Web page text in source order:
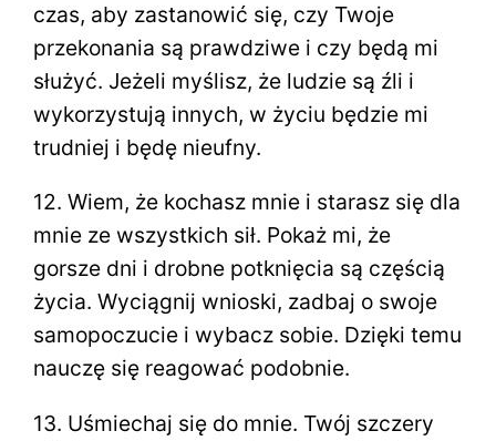
czas, aby zastanowić się, czy Twoje
przekonania są prawdziwe i czy będą mi
służyć. Jeżeli myślisz, że ludzie są źli i
wykorzystują innych, w życiu będzie mi
trudniej i będę nieufny.
12. Wiem, że kochasz mnie i starasz się dla
mnie ze wszystkich sił. Pokaż mi, że
gorsze dni i drobne potknięcia są częścią
życia. Wyciągnij wnioski, zadbaj o swoje
samopoczucie i wybacz sobie. Dzięki temu
nauczę się reagować podobnie.
13. Uśmiechaj się do mnie. Twój szczery